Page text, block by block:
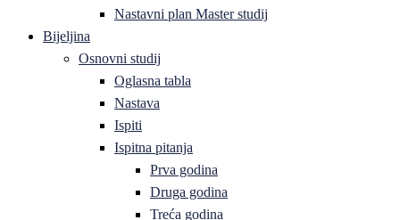
Nastavni plan Master studij
Bijeljina
Osnovni studij
Oglasna tabla
Nastava
Ispiti
Ispitna pitanja
Prva godina
Druga godina
Treća godina